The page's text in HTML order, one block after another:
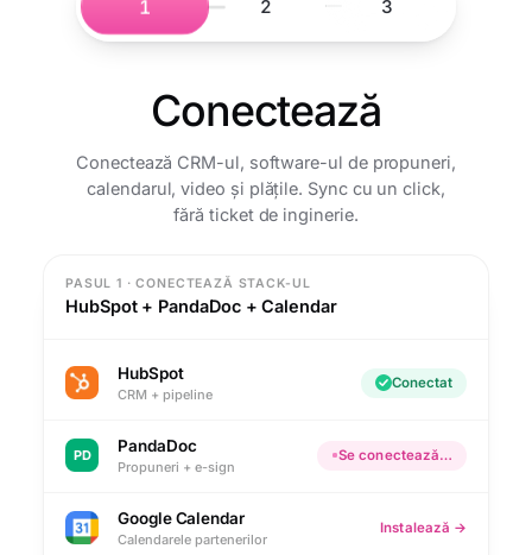
1 2 3
Conectează
Conectează CRM-ul, software-ul de propuneri,
calendarul, video și plățile. Sync cu un click,
fără ticket de inginerie.
PASUL 1 · CONECTEAZĂ STACK-UL
HubSpot + PandaDoc + Calendar
HubSpot
CRM + pipeline
Conectat
PD PandaDoc
Propuneri + e-sign
Se conectează…
Google Calendar
Calendarele partenerilor
Instalează →